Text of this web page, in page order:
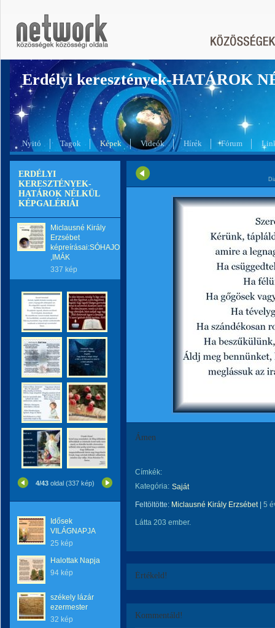
Erdélyi keresztények-HATÁROK
Nyitó Tagok Képek Videók Hírek Fórum
ERDÉLYI
KERESZTÉNYEK-
HATÁROK NÉLKÜL
KÉPGALÉRIÁI
Miclausné Király
Erzsébet
képreírásai:SÓHAJOK
,IMÁK
337 kép
4/43 oldal (337 kép)
Idősek
VILÁGNAPJA
25 kép
Halottak Napja
94 kép
székely lázár
ezermester
32 kép
Ámen
Címkék:
Kategória: Saját
Feltöltötte: Miclausné Király Erzsébet| 5
Látta 203 ember.
Értékeld!
Kommentáld!